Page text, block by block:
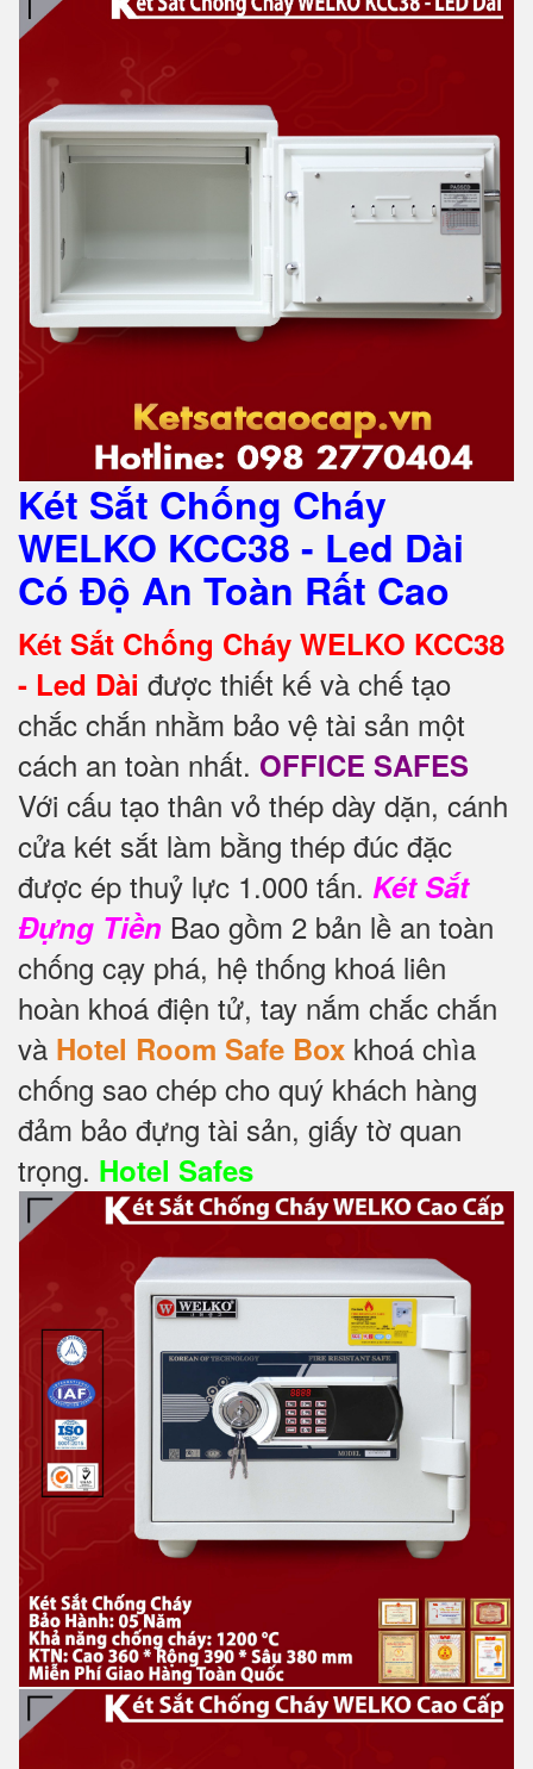
Két Sắt Chống Cháy
WELKO KCC38 - Led Dài
Có Độ An Toàn Rất Cao
Két Sắt Chống Cháy WELKO KCC38
- Led Dài được thiết kế và chế tạo
chắc chắn nhằm bảo vệ tài sản một
cách an toàn nhất. OFFICE SAFES
Với cấu tạo thân vỏ thép dày dặn, cánh
cửa két sắt làm bằng thép đúc đặc
được ép thuỷ lực 1.000 tấn. Két Sắt
Đựng Tiền Bao gồm 2 bản lề an toàn
chống cạy phá, hệ thống khoá liên
hoàn khoá điện tử, tay nắm chắc chắn
và Hotel Room Safe Box khoá chìa
chống sao chép cho quý khách hàng
đảm bảo đựng tài sản, giấy tờ quan
trọng. Hotel Safes